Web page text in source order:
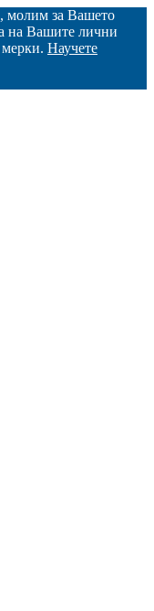
молим за Вашето
на Вашите лични
Научете